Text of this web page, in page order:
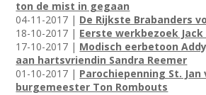
ton de mist in gegaan
04-11-2017 | De Rijkste Brabanders
18-10-2017 | Eerste werkbezoek
17-10-2017 | Modisch eerbetoon
aan hartsvriendin Sandra Reemer
01-10-2017 | Parochiepenning St. Jan
burgemeester Ton Rombouts